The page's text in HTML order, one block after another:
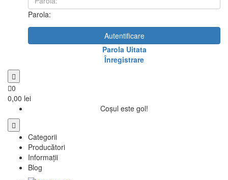
Parola:
Autentificare
Parola Uitata
Înregistrare
0
0,00 lei
Coșul este gol!
Categorii
Producători
Informații
Blog